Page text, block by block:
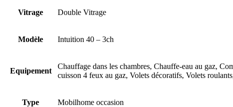
Vitrage Double Vitrage
Modèle Intuition 40 – 3ch
Equipement
Chauffage dans les chambres, Chauffe-eau au gaz,
cuisson 4 feux au gaz, Volets décoratifs, Volets
Type Mobilhome occasion